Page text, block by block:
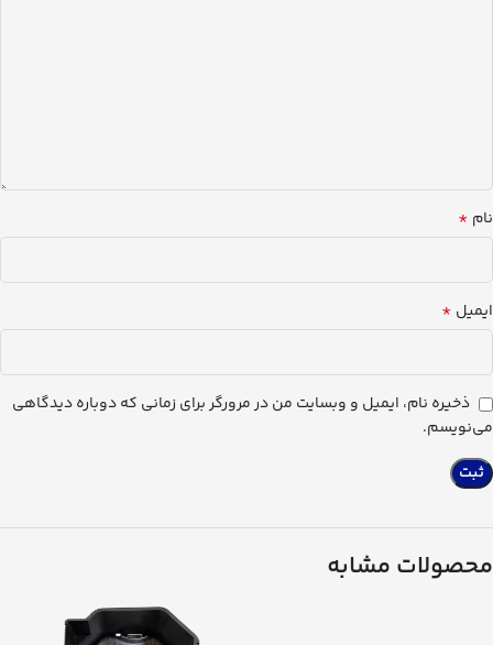
نام *
ایمیل *
ذخیره نام، ایمیل و وبسایت من در مرورگر برای زمانی که دوباره دیدگاهی
می‌نویسم.
محصولات مشابه